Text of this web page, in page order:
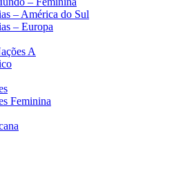
– América do Sul
– Europa
A
Feminina